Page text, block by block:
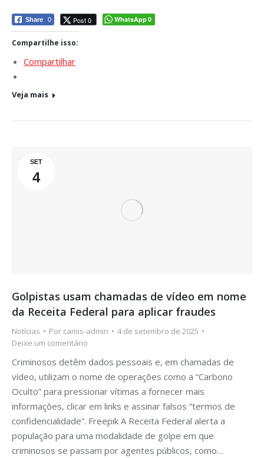
Share 0 Post 0 WhatsApp0
Compartilhe isso:
Compartilhar
Veja mais
SET
4
Golpistas usam chamadas de vídeo em nome
da Receita Federal para aplicar fraudes
Notícias Por camis-admin
4 de setembro de 2025
Deixe um comentário
Criminosos detêm dados pessoais e, em chamadas de
vídeo, utilizam o nome de operações como a “Carbono
Oculto” para pressionar vítimas a fornecer mais
informações, clicar em links e assinar falsos “termos de
confidencialidade”. Freepik A Receita Federal alerta a
população para uma modalidade de golpe em que
criminosos se passam por agentes públicos, como…